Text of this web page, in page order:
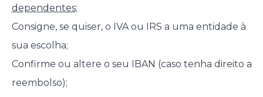
dependentes;
Consigne, se quiser, o IVA ou IRS a uma entidade à
sua escolha;
Confirme ou altere o seu IBAN (caso tenha direito a
reembolso);